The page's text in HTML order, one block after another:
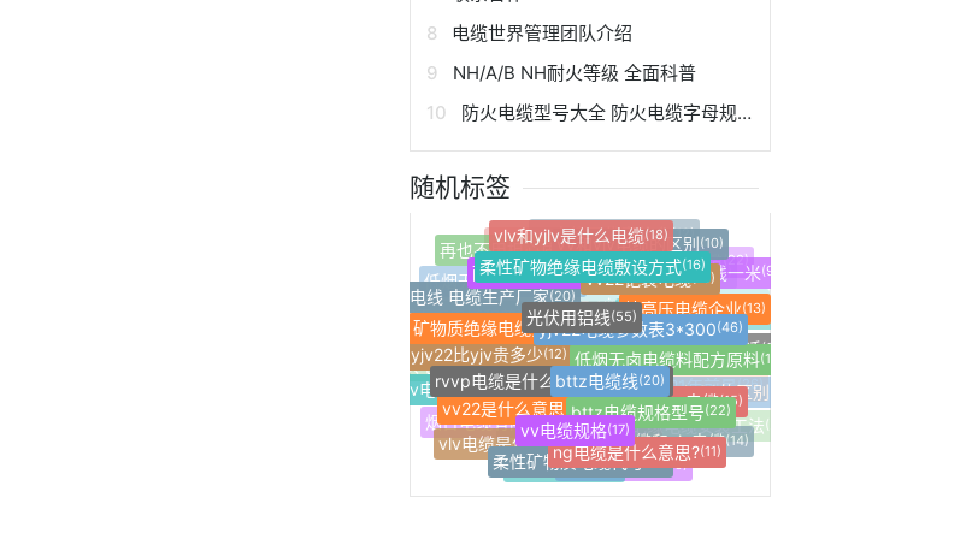
电缆世界管理团队介绍
NH/A/B NH耐火等级 全面科普
防火电缆型号大全 防火电缆字母规格型号
随机标签
低烟无卤电缆与阻燃电缆区别(12)
kvvp电缆什么意思(10)
特种电缆是什么(10)
vv电缆是代表什么 (12)
wdzbn_yjy什么电缆(22)
wdz-yjy电缆是什么意思(46)
vlv22电缆具体参数(10)
什么叫交联电缆(19)
低烟无卤电缆和普通电缆的价格(39)
低烟无卤电缆等级(17)
再也不用担心质量差(60)
vlv和yjlv是什么电缆(18)
vv和vjv电缆的区别(10)
五芯铝电缆多少钱一米(9)
yjv22电缆技术参数(10)
光伏 电缆(33)
特高压电缆行业2021年前景(26)
vv电缆标准的含义(55)
电缆电线批发(10)
光伏电站常用电缆的型号(18)
优质低烟无卤电缆哪里找(20)
电线 电缆生产厂家(20)
耐火电线价格(14)
柔性矿物绝缘电缆敷设方式(16)
vv22铠装电缆(10)
特高压电缆企业(13)
交联电缆厂电话(19)
yjv32和yjv33的区别
柔性矿物质绝缘电缆安装工法(21)
控制电缆(16)
krvvp电缆(17)
烟台电缆有限公司(12)
vv电缆有哪些规格 (29)
yjv22比yjv贵多少(12)
矿物质绝缘电缆多少钱一米(81)
光伏用铝线(55)
yjv22电缆参数表3*300(46)
低烟无卤电缆料配方原料(155)
yjlhv电缆(15)
vv电缆和yjv电缆(14)
东营电缆销售(20)
yjv电缆单价(11)
vlv电缆是什么意思(19)
vv22是什么意思(15)
rvvp电缆是什么意思2x0.75(13)
bttz电缆线(20)
bttz电缆规格型号(22)
ng电缆是什么意思?(11)
柔性矿物质电缆代号(10)
vv电缆规格(17)